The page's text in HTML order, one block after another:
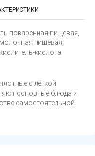
поваренная пищевая,
пищевая,
кислота
с лёгкой
основные блюда и
самостоятельной